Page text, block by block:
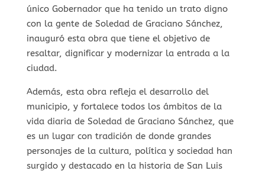
único Gobernador que ha tenido un trato digno
con la gente de Soledad de Graciano Sánchez,
inauguró esta obra que tiene el objetivo de
resaltar, dignificar y modernizar la entrada a la
ciudad.
Además, esta obra refleja el desarrollo del
municipio, y fortalece todos los ámbitos de la
vida diaria de Soledad de Graciano Sánchez, que
es un lugar con tradición de donde grandes
personajes de la cultura, política y sociedad han
surgido y destacado en la historia de San Luis